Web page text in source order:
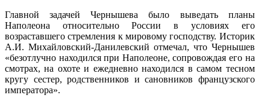
Главной задачей Чернышева было выведать планы
Наполеона относительно России в условиях его
возраставшего стремления к мировому господству. Историк
А.И. Михайловский-Данилевский отмечал, что Чернышев
«безотлучно находился при Наполеоне, сопровождая его на
смотрах, на охоте и ежедневно находился в самом тесном
кругу сестер, родственников и сановников французского
императора».